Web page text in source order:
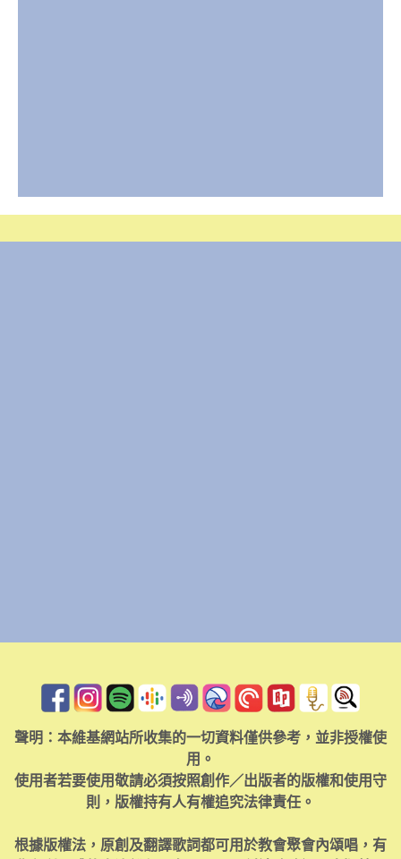
聲明：本維基網站所收集的一切資料僅供參考，並非授權使
用。
使用者若要使用敬請必須按照創作／出版者的版權和使用守
則，版權持有人有權追究法律責任。
根據版權法，原創及翻譯歌詞都可用於教會聚會內頌唱，有